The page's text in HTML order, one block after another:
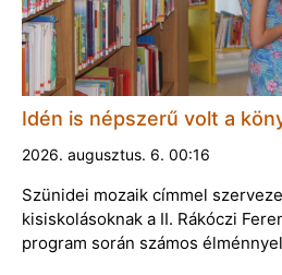
Idén is népszerű volt a
2026. augusztus. 6. 00:16
Szünidei mozaik címmel
kisiskolásoknak a II. Rákóczi
program során számos